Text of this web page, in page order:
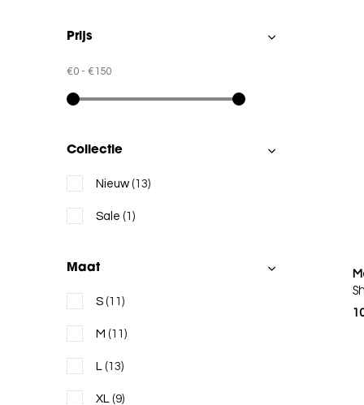
Prijs
€0 - €150
Collectie
Nieuw (13)
Sale (1)
Maat
S (11)
M (11)
L (13)
XL (9)